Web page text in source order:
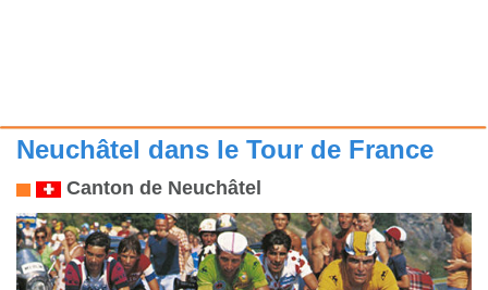
Neuchâtel dans le Tour de France
Canton de Neuchâtel